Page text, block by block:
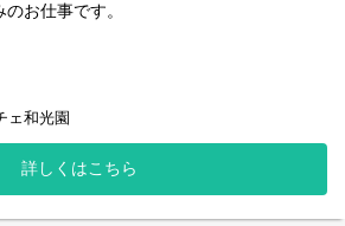
お仕事です。
リーチェ和光園
育園
1歳-6名 2歳-6名）
ェ和光園
詳しくはこちら